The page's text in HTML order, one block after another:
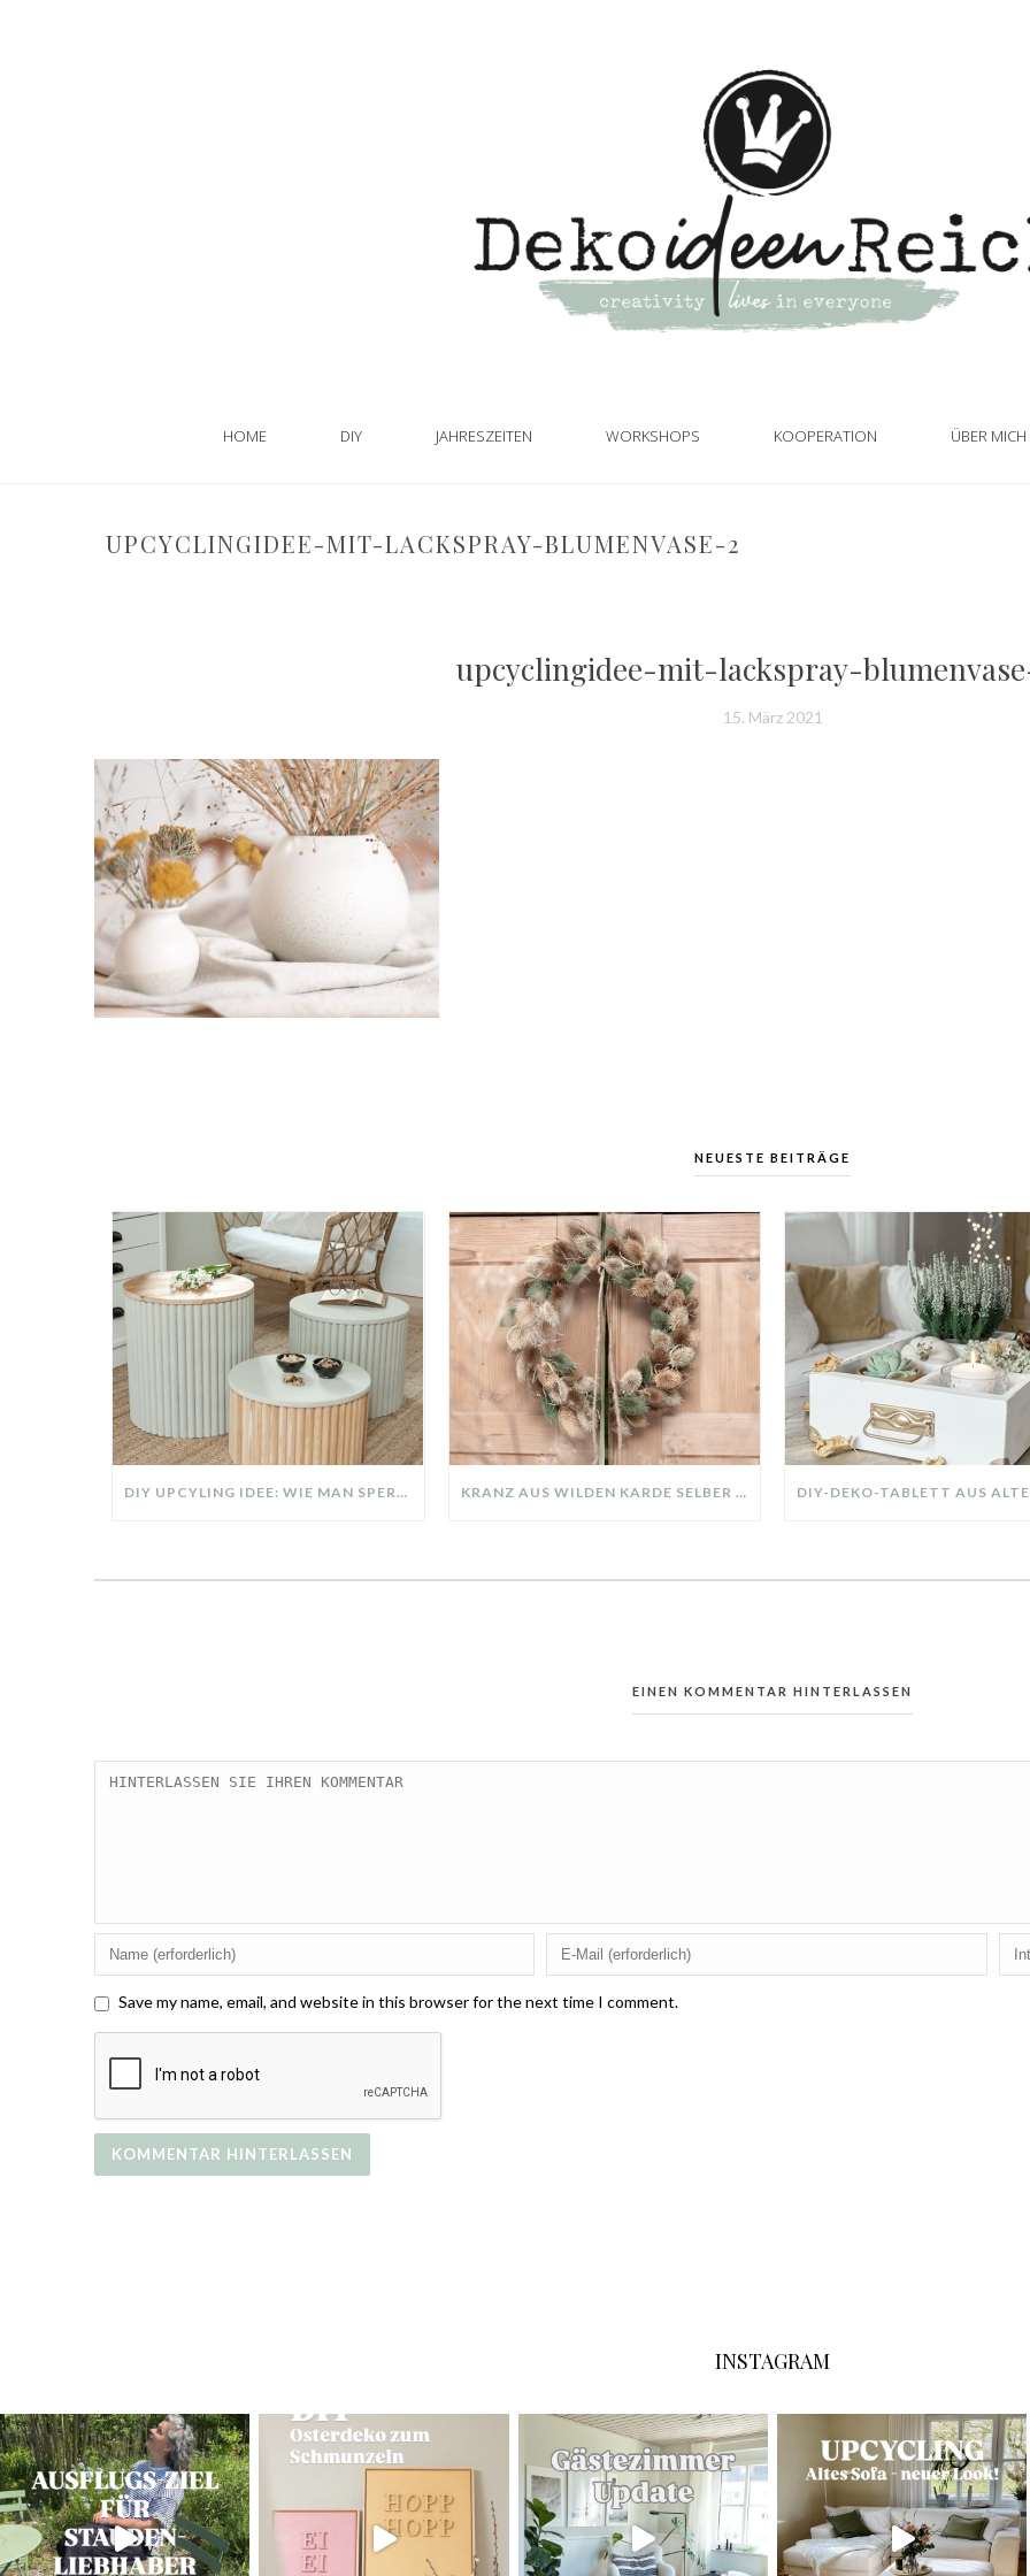
HOME DIY JAHRESZEITEN WORKSHOPS KOOPERATION ÜBER
UPCYCLINGIDEE-MIT-LACKSPRAY-BLUMENVASE-2
upcyclingidee-mit-lackspray-
15. März 2021
NEUESTE BEITRÄGE
DIY UPCYLING IDEE: WIE MAN SPERRMÜLL IN EIN DESIGNER TEIL VERWANDELT KRANZ AUS WILDEN KARDE SELBER MACHEN: HERBSTDEKO GANZ EINFACH
EINEN KOMMENTAR HINTERLASSEN
Save my name, email, and website in this browser for the next time I comment.
INSTAGRAM